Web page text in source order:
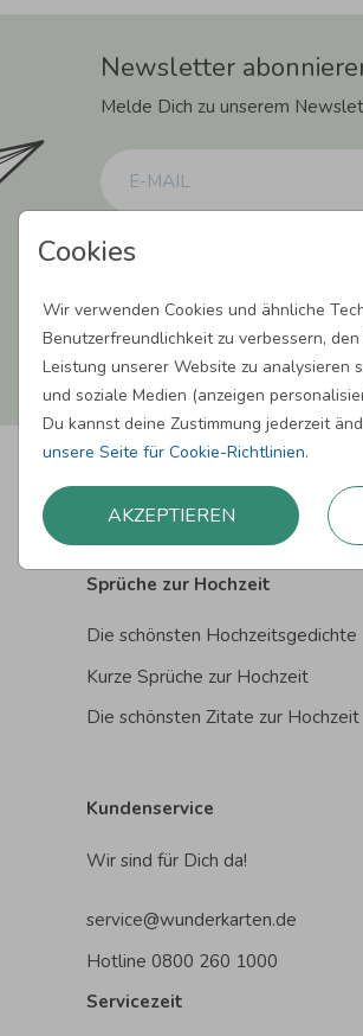
Cookies
Wir verwenden Cookies und ähnliche
Benutzerfreundlichkeit zu verbessern,
Leistung unserer Website zu analysieren
und soziale Medien (anzeigen
Du kannst deine Zustimmung jederzeit
unsere Seite für Cookie-Richtlinien.
AKZEPTIEREN
Newsletter
Melde Dich zu unserem
Einwilligung zur Datennutzung für
können. Dies umfasst den Versand
Facebook und Google anzeigen. Um Dir
erforderlich. Du kannst diese
Sprüche zur Hochzeit
Die schönsten Hochzeitsgedichte
Kurze Sprüche zur Hochzeit
Die schönsten Zitate zur Hochzeit
Kundenservice
Wir sind für Dich da!
service@wunderkarten.de
Hotline 0800 260 1000
Servicezeit